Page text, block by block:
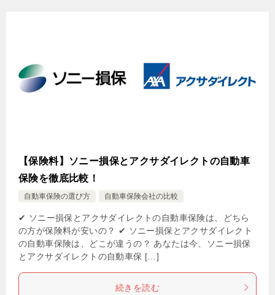
【保険料】ソニー損保とアクサダイレクトの自動車
保険を徹底比較！
自動車保険の選び方 自動車保険会社の比較
✔ ソニー損保とアクサダイレクトの自動車保険は、どちら
の方が保険料が安いの？ ✔ ソニー損保とアクサダイレクト
の自動車保険は、どこが違うの？ あなたは今、ソニー損保
とアクサダイレクトの自動車保 […]
続きを読む